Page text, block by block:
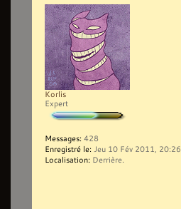
Korlis
Expert
Messages: 428
Enregistré le: Jeu 10 Fév 2011, 20:26
Localisation: Derrière.